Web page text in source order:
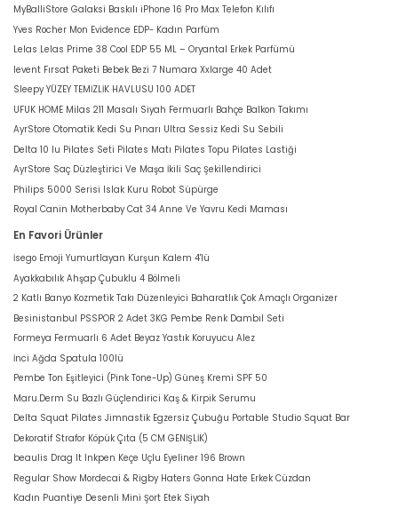
MyBalliStore Galaksi Baskılı iPhone 16 Pro Max Telefon Kılıfı
Yves Rocher Mon Evidence EDP- Kadın Parfüm
Lelas Lelas Prime 38 Cool EDP 55 ML – Oryantal Erkek Parfümü
levent Fırsat Paketi Bebek Bezi 7 Numara Xxlarge 40 Adet
Sleepy YÜZEY TEMİZLİK HAVLUSU 100 ADET
UFUK HOME Milas 211 Masalı Siyah Fermuarlı Bahçe Balkon Takımı
AyrStore Otomatik Kedi Su Pınarı Ultra Sessiz Kedi Su Sebili
Delta 10 lu Pilates Seti Pilates Matı Pilates Topu Pilates Lastiği
AyrStore Saç Düzleştirici Ve Maşa İkili Saç Şekillendirici
Philips 5000 Serisi Islak Kuru Robot Süpürge
Royal Canin Motherbaby Cat 34 Anne Ve Yavru Kedi Maması
En Favori Ürünler
İsego Emoji Yumurtlayan Kurşun Kalem 4'lü
Ayakkabılık Ahşap Çubuklu 4 Bölmeli
2 Katlı Banyo Kozmetik Takı Düzenleyici Baharatlık Çok Amaçlı Organizer
Besinistanbul PSSPOR 2 Adet 3KG Pembe Renk Dambıl Seti
Formeya Fermuarlı 6 Adet Beyaz Yastık Koruyucu Alez
İnci Ağda Spatula 100lü
Pembe Ton Eşitleyici (Pink Tone-Up) Güneş Kremi SPF 50
Maru.Derm Su Bazlı Güçlendirici Kaş & Kirpik Serumu
Delta Squat Pilates Jimnastik Egzersiz Çubuğu Portable Studio Squat Bar
Dekoratif Strafor Köpük Çıta (5 CM GENİŞLİK)
beaulis Drag It Inkpen Keçe Uçlu Eyeliner 196 Brown
Regular Show Mordecai & Rigby Haters Gonna Hate Erkek Cüzdan
Kadın Puantiye Desenli Mini Şort Etek Siyah